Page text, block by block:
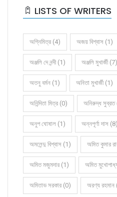
LISTS OF WRITERS
অগ্নিমিত্র (4) অজয় বিশ্বাস (1)
অঞ্জলি দে নন্দী (1) অঞ্জলি মুখার্জী (7)
অতনু বর্মন (1) অনিতা মুখার্জী (1)
অনিন্দিতা মিত্র (0) অনিরুদ্ধ সুব্রত
অনুপ ঘোষাল (1) অন্নপূর্ণা দাস (8)
অমলেন্দু বিশ্বাস (1) অমিত কুমার
অমিত মজুমদার (1) অমিত
অমিতাভ সরকার (0) অরণ্য রহমান